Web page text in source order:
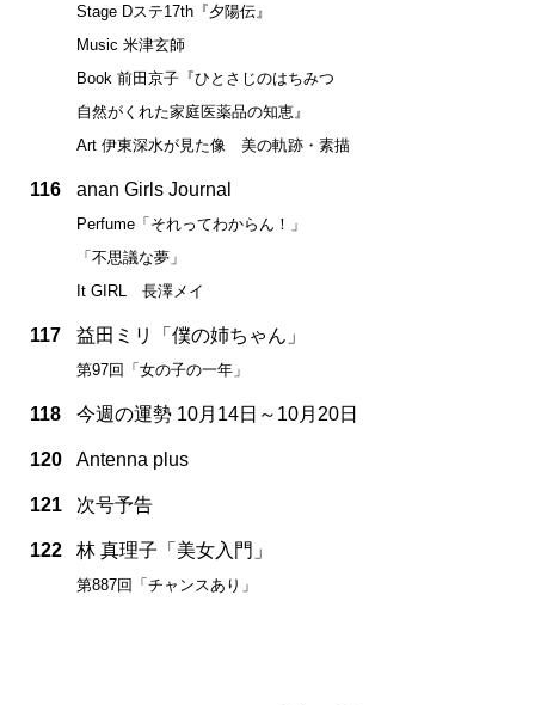
Stage Dステ17th『夕陽伝』
Music 米津玄師
Book 前田京子『ひとさじのはちみつ
自然がくれた家庭医薬品の知恵』
Art 伊東深水が見た像 美の軌跡・素描
116 anan Girls Journal
Perfume「それってわからん！」
「不思議な夢」
It GIRL 長澤メイ
117 益田ミリ「僕の姉ちゃん」
第97回「女の子の一年」
118 今週の運勢 10月14日～10月20日
120 Antenna plus
121 次号予告
122 林 真理子「美女入門」
第887回「チャンスあり」